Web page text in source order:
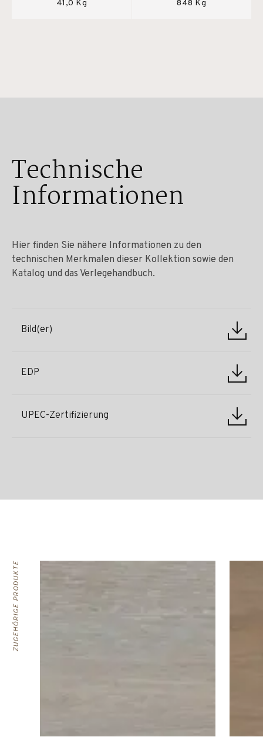
41,0 Kg 848 Kg
Technische
Informationen
Hier finden Sie nähere Informationen zu den
technischen Merkmalen dieser Kollektion sowie den
Katalog und das Verlegehandbuch.
Bild(er)
EDP
UPEC-Zertifizierung
ZUGEHÖRIGE PRODUKTE